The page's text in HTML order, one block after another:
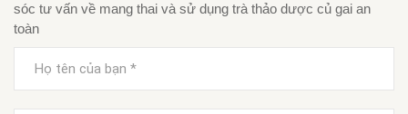
sóc tư vấn về mang thai và sử dụng trà thảo dược củ gai an
toàn